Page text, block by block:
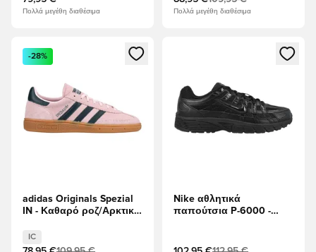
Πολλά μεγέθη διαθέσιμα Πολλά μεγέθη διαθέσιμα
Ανοίγει ένα Modal για να συνδεθείτε ή να εγγραφείτε ως
-28%
adidas Originals Spezial
IN - Καθαρό ροζ/Αρκτική
IC
Ανοίγει ένα Modal για να
Nike αθλητικά
παπούτσια P-6000 -